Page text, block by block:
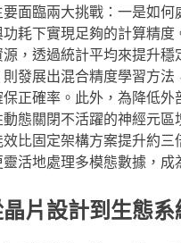
面臨兩大挑戰：一是如
耗下實現足夠的計算精
，透過統計平均來提升
發展出混合精度學習方
正確率。此外，為降低
態關閉不活躍的神經元
比固定架構方案提升約
活地處理多模態數據，
片設計到生態